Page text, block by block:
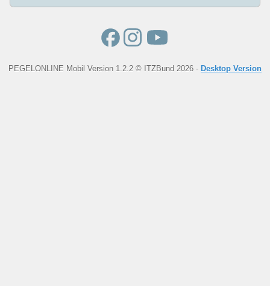
PEGELONLINE Mobil Version 1.2.2 © ITZBund 2026 - Desktop Version